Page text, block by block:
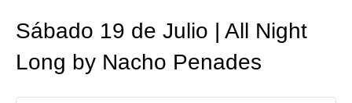
Sábado 19 de Julio | All Night
Long by Nacho Penades